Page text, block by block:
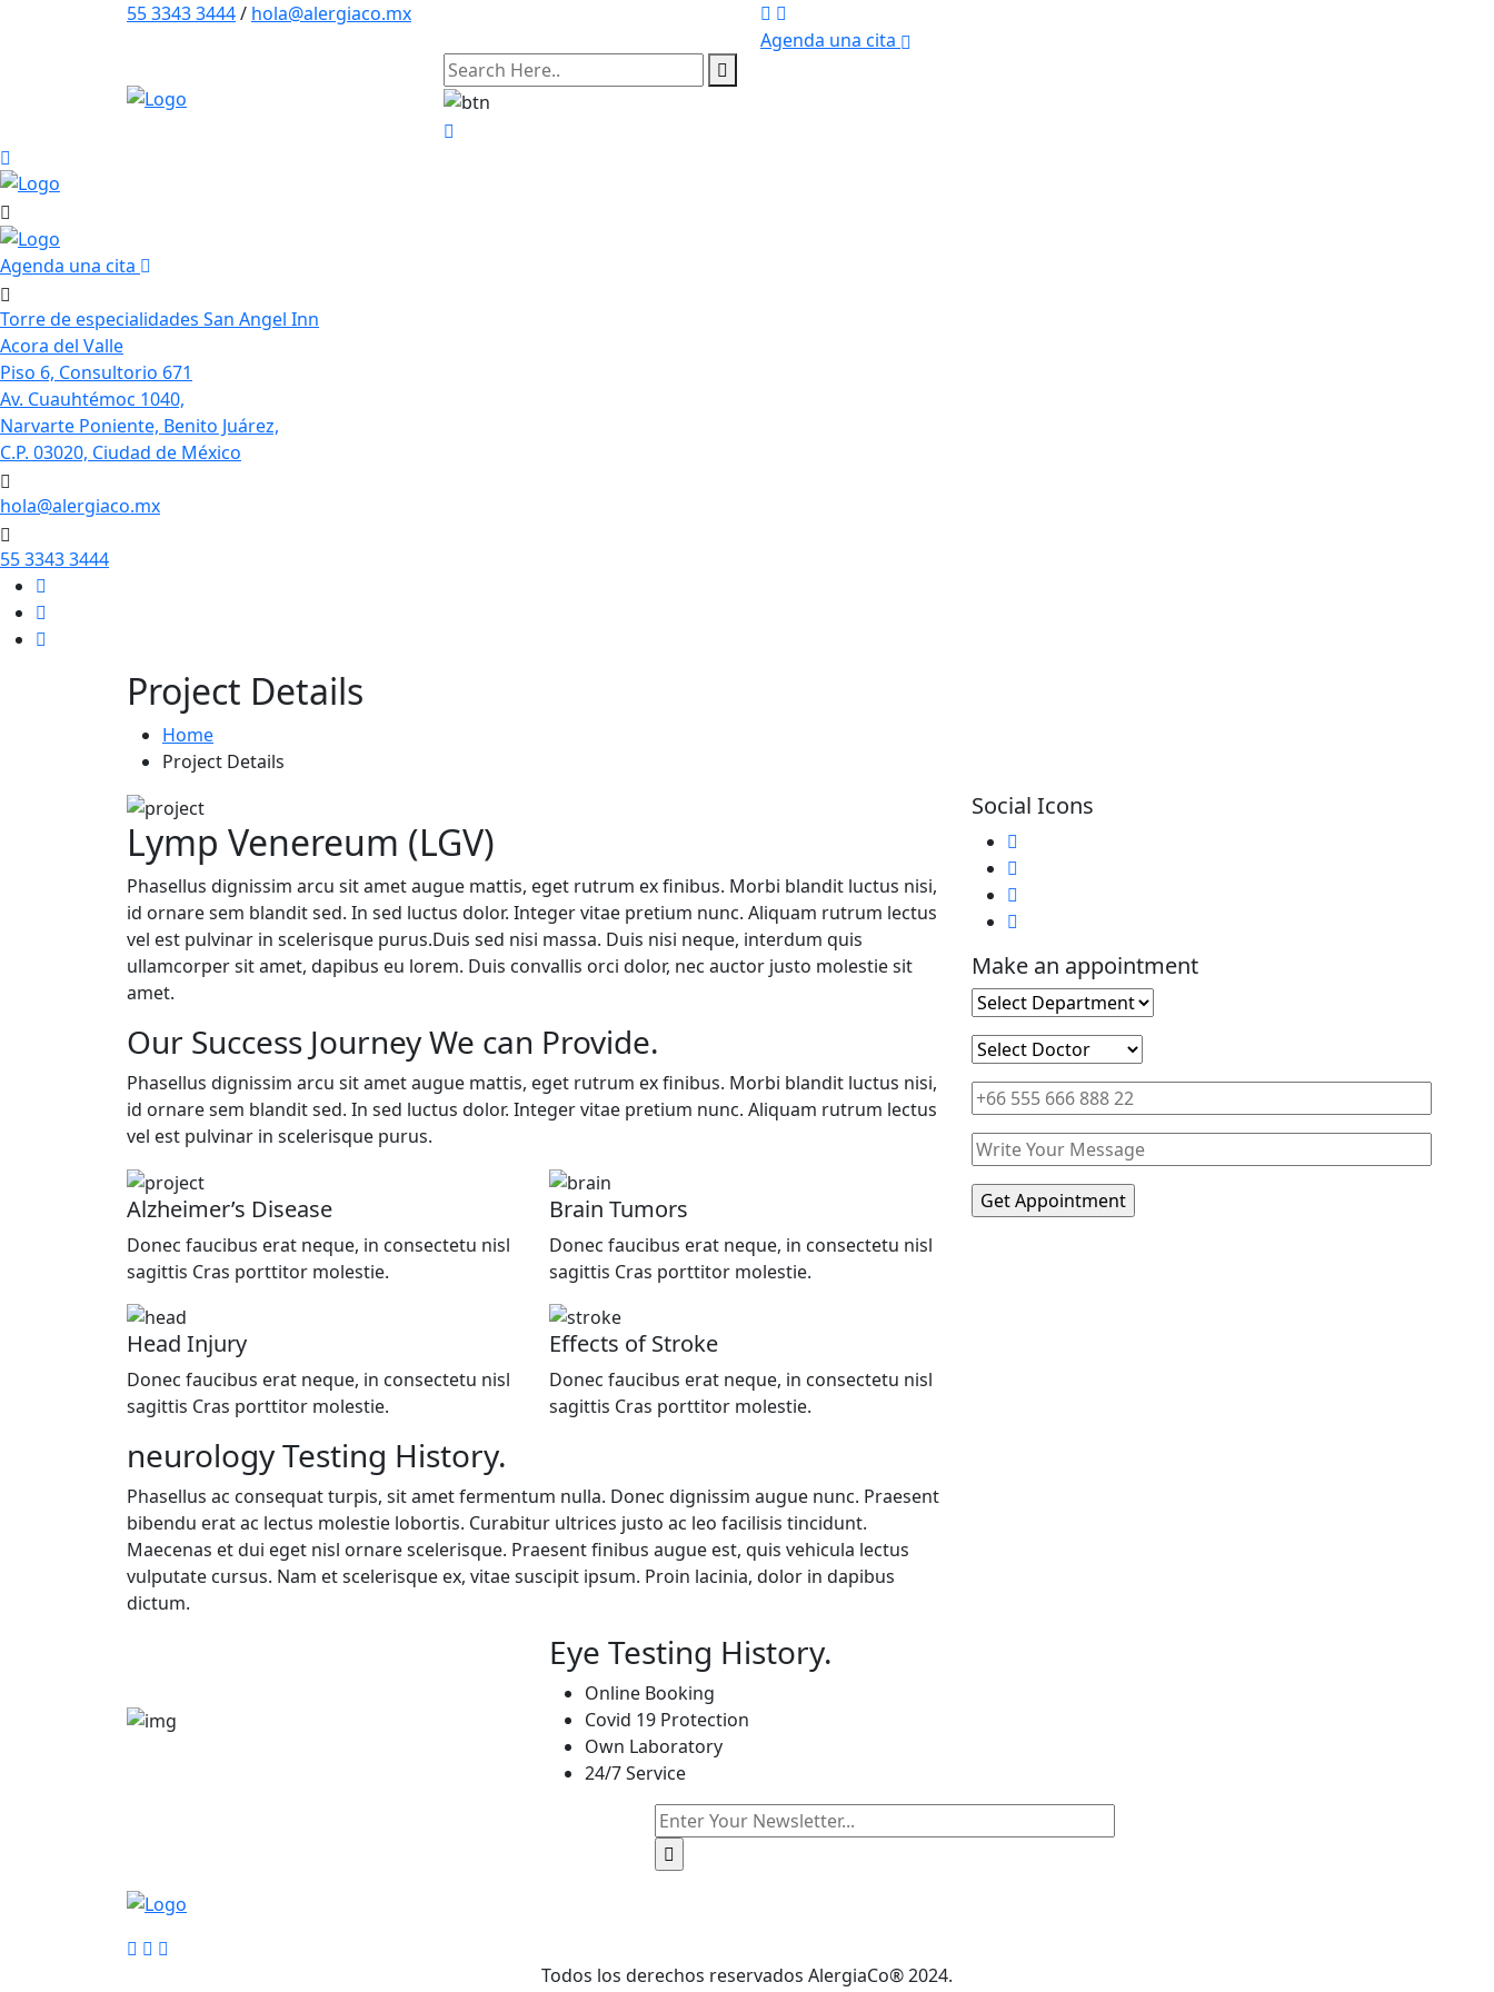
55 3343 3444/ hola@alergiaco.mx
Agenda una cita
Agenda una cita
Torre de especialidades San Angel Inn
Acora del Valle
Piso 6, Consultorio 671
Av. Cuauhtémoc 1040,
Narvarte Poniente, Benito Juárez,
C.P. 03020, Ciudad de México
hola@alergiaco.mx
55 3343 3444
Project Details
Home
Project Details
Lymp Venereum (LGV)
Phasellus dignissim arcu sit amet augue mattis, eget rutrum ex finibus. Morbi blandit luctus nisi,
id ornare sem blandit sed. In sed luctus dolor. Integer vitae pretium nunc. Aliquam rutrum lectus
vel est pulvinar in scelerisque purus.Duis sed nisi massa. Duis nisi neque, interdum quis
ullamcorper sit amet, dapibus eu lorem. Duis convallis orci dolor, nec auctor justo molestie sit
amet.
Our Success Journey We can Provide.
Phasellus dignissim arcu sit amet augue mattis, eget rutrum ex finibus. Morbi blandit luctus nisi,
id ornare sem blandit sed. In sed luctus dolor. Integer vitae pretium nunc. Aliquam rutrum lectus
vel est pulvinar in scelerisque purus.
Alzheimer’s Disease
Donec faucibus erat neque, in consectetu nisl
sagittis Cras porttitor molestie.
Brain Tumors
Donec faucibus erat neque, in consectetu nisl
sagittis Cras porttitor molestie.
Head Injury
Donec faucibus erat neque, in consectetu nisl
sagittis Cras porttitor molestie.
Effects of Stroke
Donec faucibus erat neque, in consectetu nisl
sagittis Cras porttitor molestie.
neurology Testing History.
Phasellus ac consequat turpis, sit amet fermentum nulla. Donec dignissim augue nunc. Praesent
bibendu erat ac lectus molestie lobortis. Curabitur ultrices justo ac leo facilisis tincidunt.
Maecenas et dui eget nisl ornare scelerisque. Praesent finibus augue est, quis vehicula lectus
vulputate cursus. Nam et scelerisque ex, vitae suscipit ipsum. Proin lacinia, dolor in dapibus
dictum.
Eye Testing History.
Online Booking
Сovid 19 Protection
Own Laboratory
24/7 Service
Social Icons
Make an appointment
Todos los derechos reservados AlergiaCo® 2024.